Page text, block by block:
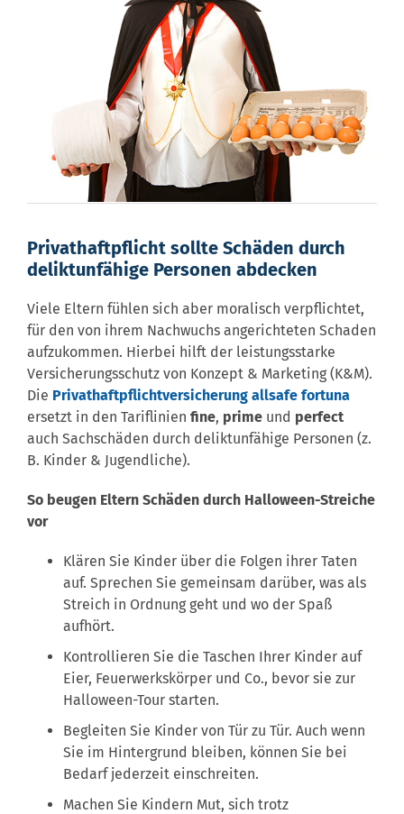
Privathaftpflicht sollte Schäden durch
deliktunfähige Personen abdecken
Viele Eltern fühlen sich aber moralisch verpflichtet,
für den von ihrem Nachwuchs angerichteten Schaden
aufzukommen. Hierbei hilft der leistungsstarke
Versicherungsschutz von Konzept & Marketing (K&M).
Die Privathaftpflichtversicherung allsafe fortuna
ersetzt in den Tariflinien fine, prime und perfect
auch Sachschäden durch deliktunfähige Personen (z.
B. Kinder & Jugendliche).
So beugen Eltern Schäden durch Halloween-Streiche
vor
Klären Sie Kinder über die Folgen ihrer Taten
auf. Sprechen Sie gemeinsam darüber, was als
Streich in Ordnung geht und wo der Spaß
aufhört.
Kontrollieren Sie die Taschen Ihrer Kinder auf
Eier, Feuerwerkskörper und Co., bevor sie zur
Halloween-Tour starten.
Begleiten Sie Kinder von Tür zu Tür. Auch wenn
Sie im Hintergrund bleiben, können Sie bei
Bedarf jederzeit einschreiten.
Machen Sie Kindern Mut, sich trotz